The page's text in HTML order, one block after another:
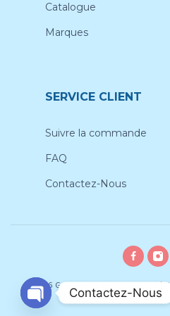
Catalogue
Marques
SERVICE CLIENT
Suivre la commande
FAQ
Contactez-Nous
© 2026 Gobebe, All rights reserved|
Contactez-Nous